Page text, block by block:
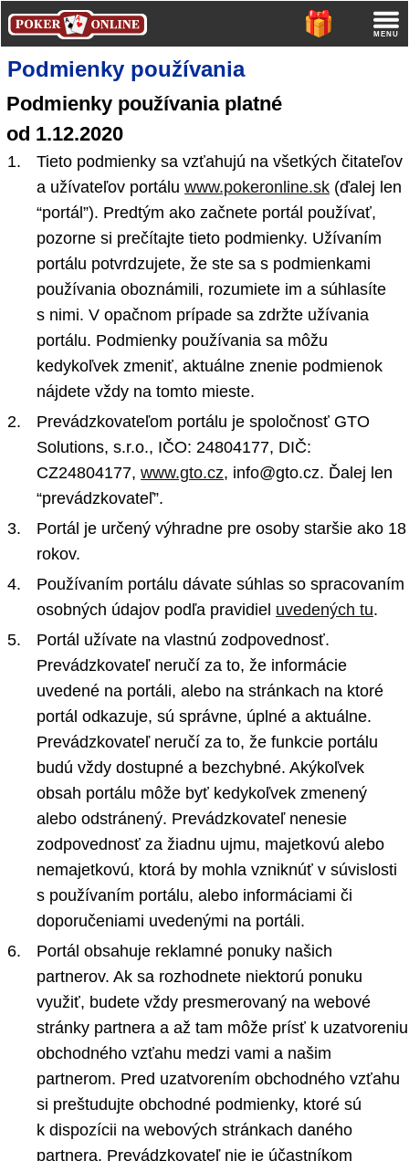
Podmienky používania
Podmienky používania platné
od 1.12.2020
Tieto podmienky sa vzťahujú na všetkých čitateľov
a užívateľov portálu www.pokeronline.sk (ďalej len
“portál”). Predtým ako začnete portál používať,
pozorne si prečítajte tieto podmienky. Užívaním
portálu potvrdzujete, že ste sa s podmienkami
používania oboznámili, rozumiete im a súhlasíte
s nimi. V opačnom prípade sa zdržte užívania
portálu. Podmienky používania sa môžu
kedykoľvek zmeniť, aktuálne znenie podmienok
nájdete vždy na tomto mieste.
Prevádzkovateľom portálu je spoločnosť GTO
Solutions, s.r.o., IČO: 24804177, DIČ:
CZ24804177, www.gto.cz, info@gto.cz. Ďalej len
“prevádzkovateľ”.
Portál je určený výhradne pre osoby staršie ako 18
rokov.
Používaním portálu dávate súhlas so spracovaním
osobných údajov podľa pravidiel uvedených tu.
Portál užívate na vlastnú zodpovednosť.
Prevádzkovateľ neručí za to, že informácie
uvedené na portáli, alebo na stránkach na ktoré
portál odkazuje, sú správne, úplné a aktuálne.
Prevádzkovateľ neručí za to, že funkcie portálu
budú vždy dostupné a bezchybné. Akýkoľvek
obsah portálu môže byť kedykoľvek zmenený
alebo odstránený. Prevádzkovateľ nenesie
zodpovednosť za žiadnu ujmu, majetkovú alebo
nemajetkovú, ktorá by mohla vzniknúť v súvislosti
s používaním portálu, alebo informáciami či
doporučeniami uvedenými na portáli.
Portál obsahuje reklamné ponuky našich
partnerov. Ak sa rozhodnete niektorú ponuku
využiť, budete vždy presmerovaný na webové
stránky partnera a až tam môže prísť k uzatvoreniu
obchodného vzťahu medzi vami a našim
partnerom. Pred uzatvorením obchodného vzťahu
si preštudujte obchodné podmienky, ktoré sú
k dispozícii na webových stránkach daného
partnera. Prevádzkovateľ nie je účastníkom